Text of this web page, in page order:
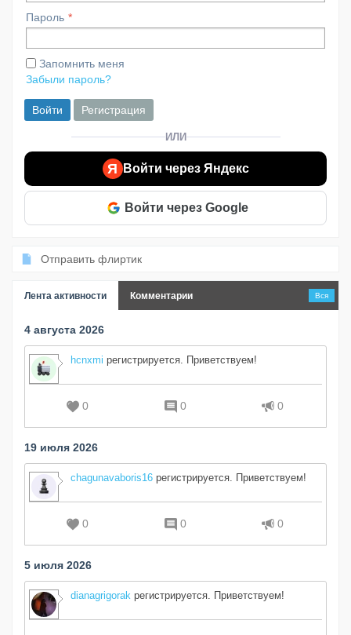
Пароль
Запомнить меня
Забыли пароль?
Войти Регистрация
ИЛИ
Я Войти через Яндекс
Войти через Google
Отправить флиртик
Лента активности Комментарии Вся
4 августа 2026
hcnxmi регистрируется. Приветствуем!
0 0 0
19 июля 2026
chagunavaboris16 регистрируется. Приветствуем!
0 0 0
5 июля 2026
dianagrigorak регистрируется. Приветствуем!